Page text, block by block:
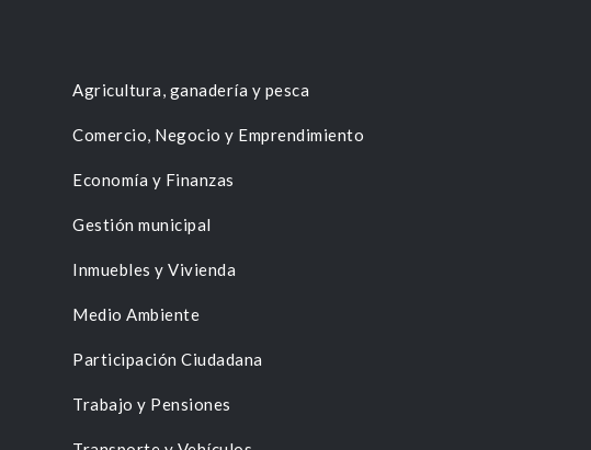
Agricultura, ganadería y pesca
Comercio, Negocio y Emprendimiento
Economía y Finanzas
Gestión municipal
Inmuebles y Vivienda
Medio Ambiente
Participación Ciudadana
Trabajo y Pensiones